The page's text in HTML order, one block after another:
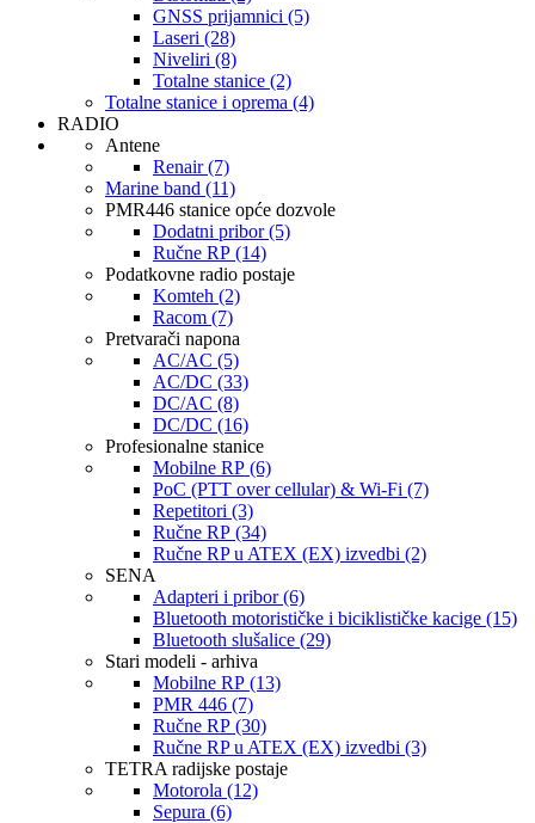
GNSS prijamnici (5)
Laseri (28)
Niveliri (8)
Totalne stanice (2)
Totalne stanice i oprema (4)
RADIO
Antene
Renair (7)
Marine band (11)
PMR446 stanice opće dozvole
Dodatni pribor (5)
Ručne RP (14)
Podatkovne radio postaje
Komteh (2)
Racom (7)
Pretvarači napona
AC/AC (5)
AC/DC (33)
DC/AC (8)
DC/DC (16)
Profesionalne stanice
Mobilne RP (6)
PoC (PTT over cellular) & Wi-Fi (7)
Repetitori (3)
Ručne RP (34)
Ručne RP u ATEX (EX) izvedbi (2)
SENA
Adapteri i pribor (6)
Bluetooth motorističke i biciklističke kacige (15)
Bluetooth slušalice (29)
Stari modeli - arhiva
Mobilne RP (13)
PMR 446 (7)
Ručne RP (30)
Ručne RP u ATEX (EX) izvedbi (3)
TETRA radijske postaje
Motorola (12)
Sepura (6)